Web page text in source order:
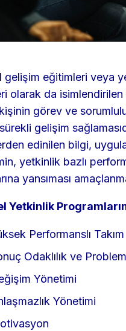
gelişim eğitimleri veya
olarak da
görev ve
gelişim
edinilen bilgi,
yetkinlik bazlı
yansıması
Yetkinlik
Performanslı Takım
Odaklılık ve
Yönetimi
Yönetimi